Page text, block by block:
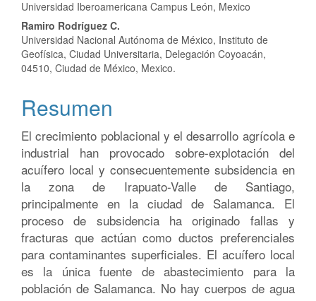
principal
del
artículo
Universidad Iberoamericana Campus León, Mexico
Ramiro Rodríguez C.
Universidad Nacional Autónoma de México, Instituto de
Geofísica, Ciudad Universitaria, Delegación Coyoacán,
04510, Ciudad de México, Mexico.
Resumen
El crecimiento poblacional y el desarrollo agrícola e
industrial han provocado sobre-explotación del
acuífero local y consecuentemente subsidencia en
la zona de Irapuato-Valle de Santiago,
principalmente en la ciudad de Salamanca. El
proceso de subsidencia ha originado fallas y
fracturas que actúan como ductos preferenciales
para contaminantes superficiales. El acuífero local
es la única fuente de abastecimiento para la
población de Salamanca. No hay cuerpos de agua